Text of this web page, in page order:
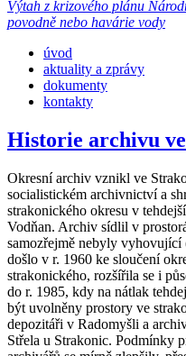
Výtah z krizového plánu
povodně nebo havárie vody
úvod
aktuality a zprávy
dokumenty
kontakty
Historie archivu
Okresní archiv vznikl ve
socialistickém archivnictví a
strakonického okresu v
Vodňan. Archiv sídlil v
samozřejmě nebyly
došlo v r. 1960 ke sloučení
strakonického, rozšířila se i
do r. 1985, kdy na nátlak
být uvolněny prostory ve
depozitáři v Radomyšli a
Střela u Strakonic. Podmínky